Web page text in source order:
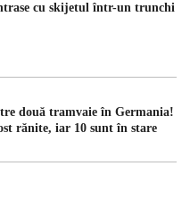
cu skijetul într-un trunchi
două tramvaie în Germania!
rănite, iar 10 sunt în stare